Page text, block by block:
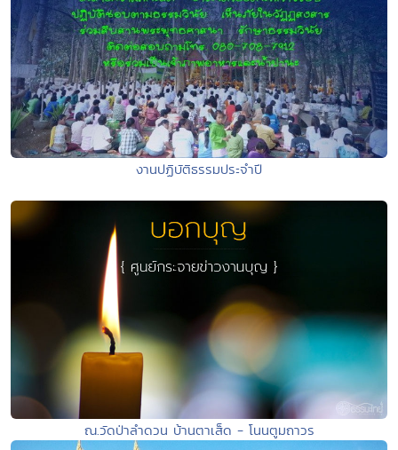
งานปฏิบัติธรรมประจำปี
ณ.วัดป่าลำดวน บ้านตาเส็ด - โนนตูมถาวร